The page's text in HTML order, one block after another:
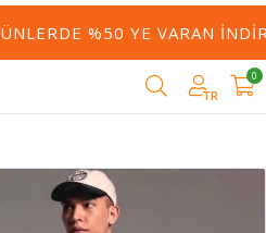
%50 YE VARAN
TR
0